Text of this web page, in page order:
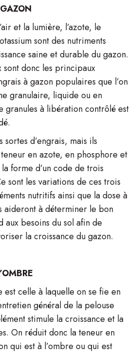
et la lumière, l’azote, le
sont des nutriments
saine et durable du gazon.
sont donc les principaux
à gazon populaires que l’on
granulaire, liquide ou en
granules à libération contrôlé est
d’engrais, mais ils
en azote, en phosphore et
forme d’un code de trois
sont les variations de ces trois
nutritifs ainsi que la dose à
aideront à déterminer le bon
aux besoins du sol afin de
la croissance du gazon.
est celle à laquelle on se fie en
général de la pelouse
stimule la croissance et la
On réduit donc la teneur en
qui est à l’ombre ou qui est